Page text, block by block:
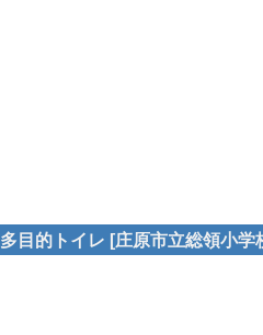
多目的トイレ [庄原市立総領小